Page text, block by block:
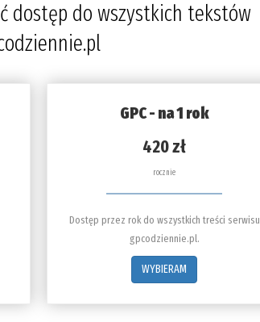
dostęp do wszystkich tekstów
GPC - na 1 rok
420 zł
rocznie
Dostęp przez rok do wszystkich treści serwisu
gpcodziennie.pl.
WYBIERAM